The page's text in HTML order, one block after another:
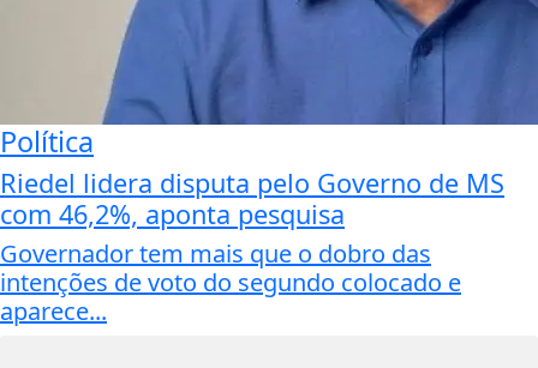
Política
Riedel lidera disputa pelo Governo de MS
com 46,2%, aponta pesquisa
Governador tem mais que o dobro das
intenções de voto do segundo colocado e
aparece...